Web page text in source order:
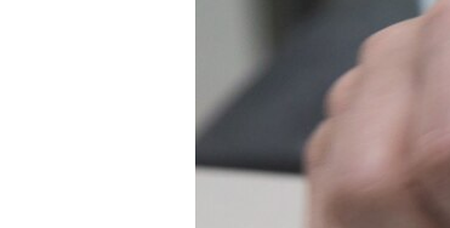
УКРАЇНСЬКА ПРОБЛЕМА КРИМУ